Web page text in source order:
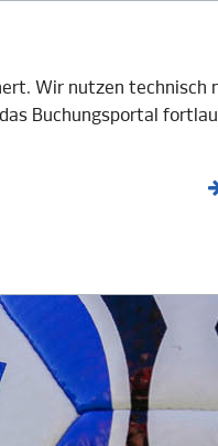
Wir nutzen
Buchungsportal